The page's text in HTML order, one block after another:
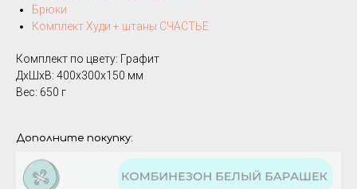
Брюки
Комплект Худи + штаны СЧАСТЬЕ
Комплект по цвету: Графит
ДxШxВ: 400x300x150 мм
Вес: 650 г
Дополните покупку: